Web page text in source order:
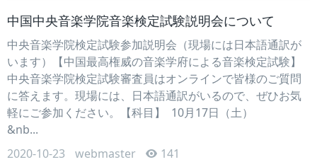
中国中央音楽学院音楽検定試験説明会について
中央音楽学院検定試験参加説明会（現場には日本語通訳が
います）【中国最高権威の音楽学府による音楽検定試験】
中央音楽学院検定試験審査員はオンラインで皆様のご質問
に答えます。現場には、日本語通訳がいるので、ぜひお気
軽にご参加ください。【科目】 10月17日（土）
&nb...
2020-10-23
webmaster 141